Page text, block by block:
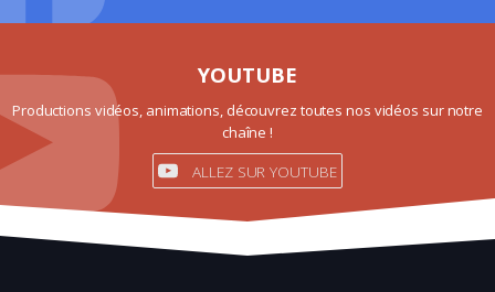
YOUTUBE
Productions vidéos, animations, découvrez toutes nos vidéos sur notre
chaîne !
ALLEZ SUR YOUTUBE